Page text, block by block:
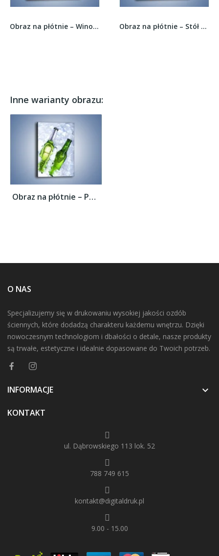
Obraz na płótnie – Wino wśród winogron –... Obraz na płótnie – Stół pełen dojrzałych papryk...
Inne warianty obrazu:
Obraz na płótnie – Podwójne piwo –...
O NAS
Specjalizujemy się w drukowaniu wysokiej jakości ozdób
ściennych, które dodadzą charakteru każdemu wnętrzu. Dzięki
nowoczesnym technologiom i dbałości o detale, nasze produkty
są trwałe, estetyczne i idealnie dopasowane do Twoich potrzeb.
INFORMACJE 
KONTAKT
ul. Dąbrowskiego 113 lok. 52
788 749 615
kontakt@digitaldruk.pl
9.00 - 15.00